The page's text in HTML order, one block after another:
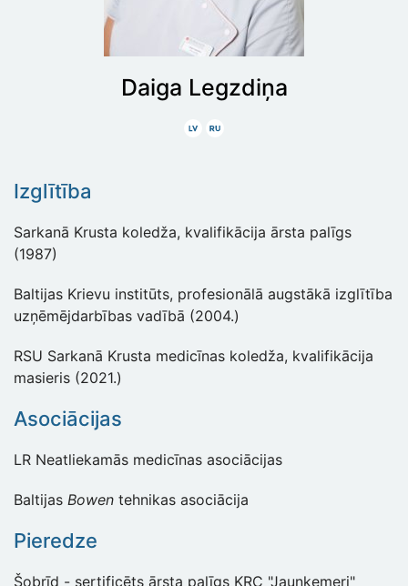
Daiga Legzdiņa
LatviskiKrieviski
Izglītība
Sarkanā Krusta koledža, kvalifikācija ārsta palīgs
(1987)
Baltijas Krievu institūts, profesionālā augstākā izglītība
uzņēmējdarbības vadībā (2004.)
RSU Sarkanā Krusta medicīnas koledža, kvalifikācija
masieris (2021.)
Asociācijas
LR Neatliekamās medicīnas asociācijas
Baltijas Bowen tehnikas asociācija
Pieredze
Šobrīd - sertificēts ārsta palīgs KRC "Jaunķemeri"